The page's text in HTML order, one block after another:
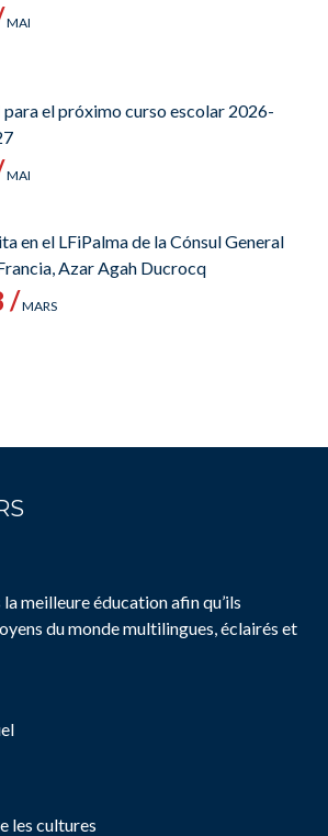
MAI
para el próximo curso escolar 2026-
MAI
en el LFiPalma de la Cónsul General
Azar Agah Ducrocq
/MARS
meilleure éducation afin qu’ils
du monde multilingues, éclairés et
les cultures